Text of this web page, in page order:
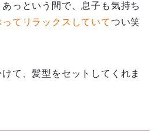
っという間で、息子も気持ち
ってリラックスしていてつい笑
て、髪型をセットしてくれま